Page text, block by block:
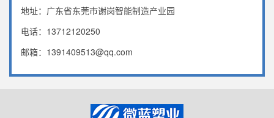
地址：广东省东莞市谢岗智能制造产业园
电话： 13712120250
邮箱： 1391409513@qq.com